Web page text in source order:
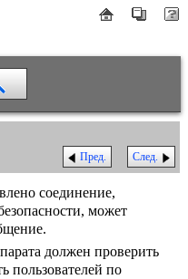
Пред. След.
соединение,
может
должен проверить
пользователей по